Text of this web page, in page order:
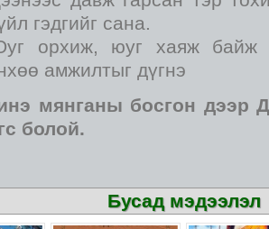
гэдгийг сана.
орхиж, юуг хаяж байж
амжилтыг дүгнэ
мянганы босгон дээр
болой.
Бусад мэдээлэл